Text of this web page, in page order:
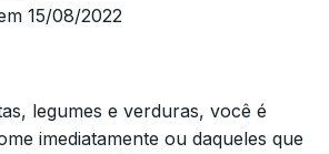
15/08/2022
legumes e verduras, você é
imediatamente ou daqueles que